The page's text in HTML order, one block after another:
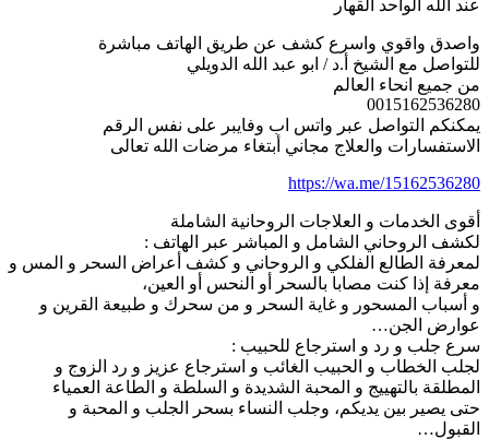
عند الله الواحد القهار
واصدق واقوي واسرع كشف عن طريق الهاتف مباشرة
للتواصل مع الشيخ أ.د / ابو عبد الله الدويلي
من جميع انحاء العالم
0015162536280
يمكنكم التواصل عبر واتس اب وفايبر على نفس الرقم
الاستفسارات والعلاج مجاني أبتغاء مرضات الله تعالى
https://wa.me/15162536280
أقوى الخدمات و العلاجات الروحانية الشاملة
لكشف الروحاني الشامل و المباشر عبر الهاتف :
لمعرفة الطالع الفلكي و الروحاني و كشف أعراض السحر و المس و
معرفة إذا كنت مصابا بالسحر أو النحس أو العين،
و أسباب المسحور و غاية السحر و من سحرك و طبيعة القرين و
عوارض الجن…
سرع جلب و رد و استرجاع للحبيب :
لجلب الخطاب و الحبيب الغائب و استرجاع عزيز و رد الزوج و
المطلقة بالتهييج و المحبة الشديدة و السلطة و الطاعة العمياء
حتى يصير بين يديكم، وجلب النساء بسحر الجلب و المحبة و
القبول…